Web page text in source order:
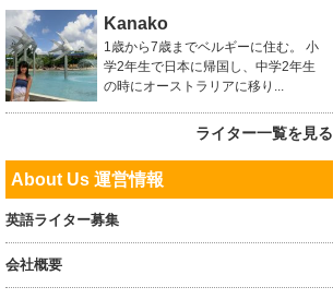
Kanako
1歳から7歳までベルギーに住む。 小
学2年生で日本に帰国し、中学2年生
の時にオーストラリアに移り...
ライター一覧を見る
About Us 運営情報
英語ライター募集
会社概要